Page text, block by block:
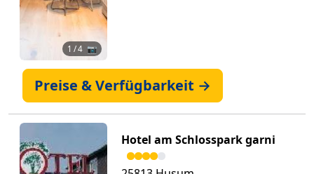
1 / 4 📷
Preise & Verfügbarkeit →
Hotel am Schlosspark garni